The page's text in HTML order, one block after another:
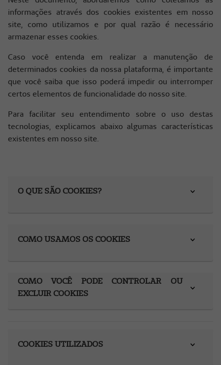
informações através dos cookies existentes em nosso
site, como utilizamos e por qual razão é necessário
armazenar esses cookies.
Caso você entenda em realizar a manutenção de
determinados cookies da nossa plataforma, é importante
que você saiba que isso poderá impedir ou interromper
certos elementos de funcionalidade do nosso site.
Para facilitar seu entendimento sobre o uso destas
tecnologias, explicamos abaixo algumas características
existentes em nosso site.
O QUE SÃO COOKIES?
COMO USAMOS OS COOKIES
COMO VOCÊ PODE CONTROLAR OU
EXCLUIR COOKIES
COOKIES UTILIZADOS